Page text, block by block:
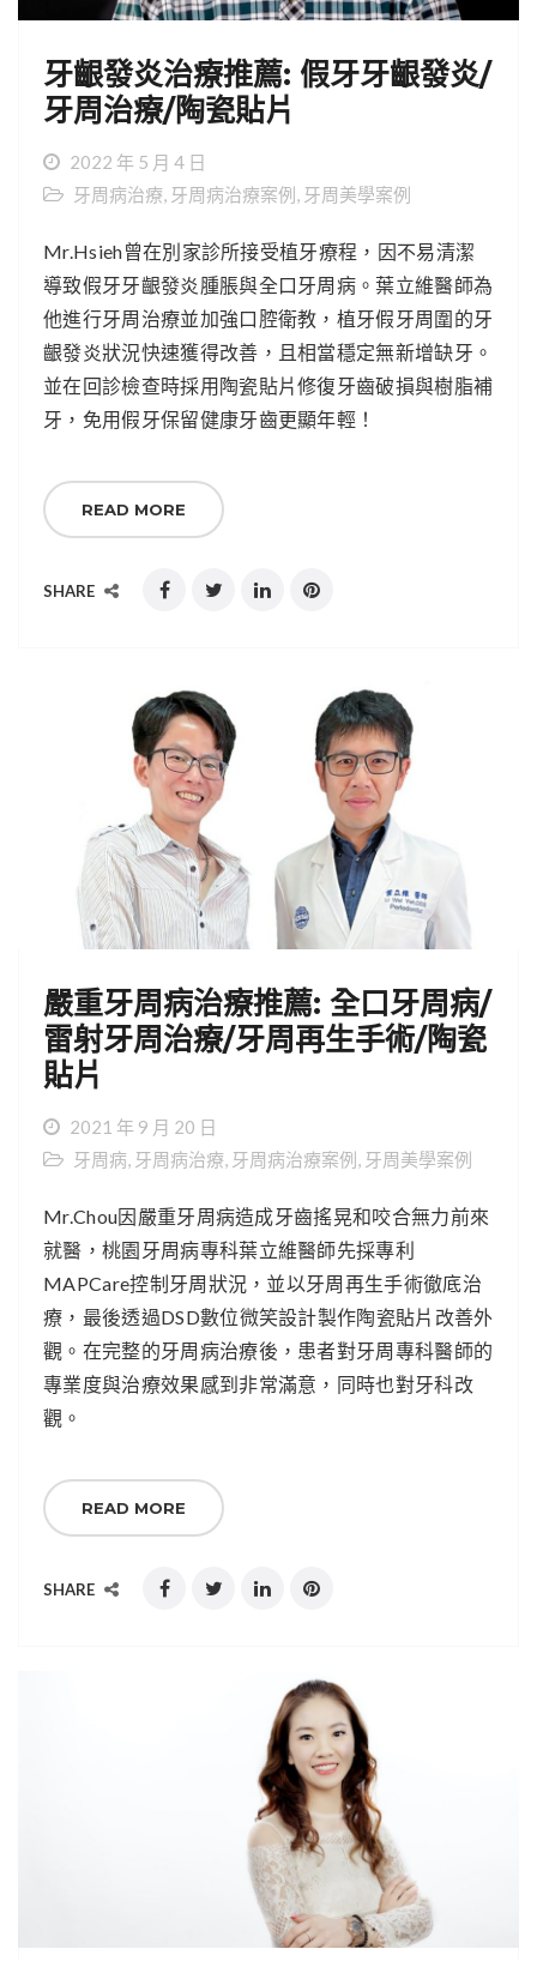
牙齦發炎治療推薦: 假牙牙齦發炎/
牙周治療/陶瓷貼片
2022 年 5 月 4 日
牙周病治療, 牙周病治療案例 , 牙周美學案例
Mr.Hsieh曾在別家診所接受植牙療程，因不易清潔
導致假牙牙齦發炎腫脹與全口牙周病。葉立維醫師為
他進行牙周治療並加強口腔衛教，植牙假牙周圍的牙
齦發炎狀況快速獲得改善，且相當穩定無新增缺牙。
並在回診檢查時採用陶瓷貼片修復牙齒破損與樹脂補
牙，免用假牙保留健康牙齒更顯年輕！
READ MORE
SHARE
嚴重牙周病治療推薦: 全口牙周病/
雷射牙周治療/牙周再生手術/陶瓷
貼片
2021 年 9 月 20 日
牙周病, 牙周病治療, 牙周病治療案例, 牙周美學案例
Mr.Chou因嚴重牙周病造成牙齒搖晃和咬合無力前來
就醫，桃園牙周病專科葉立維醫師先採專利
MAPCare控制牙周狀況，並以牙周再生手術徹底治
療，最後透過DSD數位微笑設計製作陶瓷貼片改善外
觀。在完整的牙周病治療後，患者對牙周專科醫師的
專業度與治療效果感到非常滿意，同時也對牙科改
觀。
READ MORE
SHARE